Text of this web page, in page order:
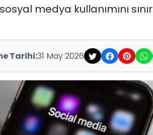
medya kullanımını
Tarihi:31 May 2026